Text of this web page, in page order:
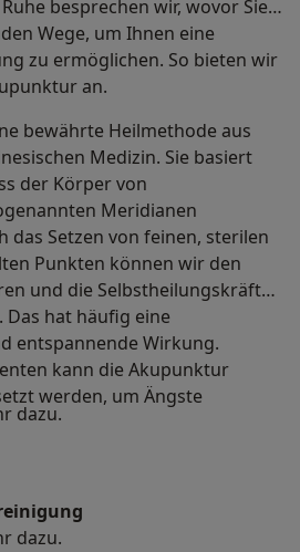
besprechen wir, wovor Sie
Wege, um Ihnen eine
zu ermöglichen. So bieten wir
an.
bewährte Heilmethode aus
Medizin. Sie basiert
der Körper von
Meridianen
das Setzen von feinen, sterilen
Punkten können wir den
und die Selbstheilungskräfte
Das hat häufig eine
entspannende Wirkung.
kann die Akupunktur
werden, um Ängste
dazu.
dazu.